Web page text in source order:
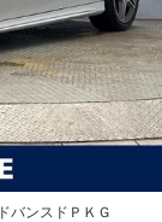
ンスドＰＫＧ